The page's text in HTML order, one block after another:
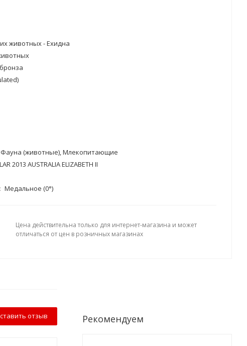
животных - Ехидна
Фауна (животные), Млекопитающие
2013 AUSTRALIA ELIZABETH II
Медальное (0°)
Цена действительна только для интернет-магазина и может
отличаться от цен в розничных магазинах
отзыв Рекомендуем